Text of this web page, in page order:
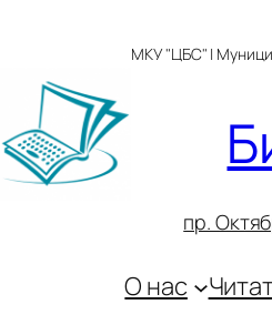
МКУ "ЦБС" |
пр.
О нас